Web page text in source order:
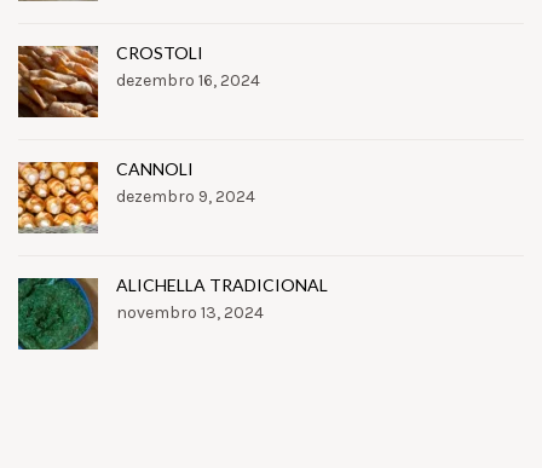
CROSTOLI
dezembro 16, 2024
CANNOLI
dezembro 9, 2024
ALICHELLA TRADICIONAL
novembro 13, 2024